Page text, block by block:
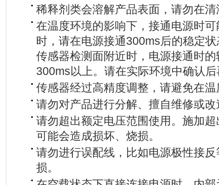
稀释剂类会溶解产品表面，请勿在
在温度环境的影响下，接通电源时
时，请在电源接通300ms后的稳定
传感器检测面附近时，电源接通时
300ms以上。请在实际环境中确认
传感器经过高精度调整，请避免在
请勿对产品进行分解、擅自维修或改
请勿超出额定电压范围使用。施加
可能会造成损坏、烧损。
请勿进行误配线，比如电源极性接
损。